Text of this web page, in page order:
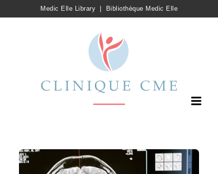
Medic Elle Library Bibliothèque Medic Elle